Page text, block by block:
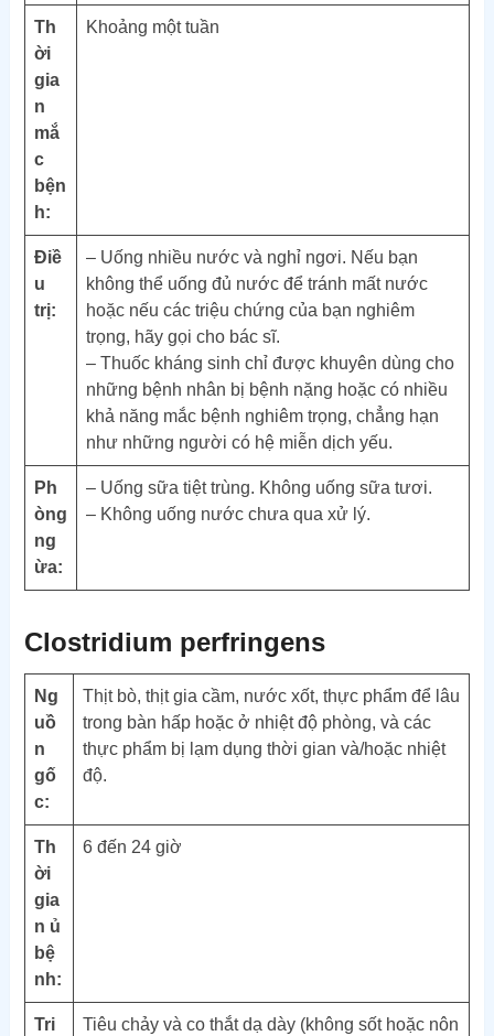
Th
ời
gia
n
mắ
c
bện
h:
Khoảng một tuần
Điề
u
trị:
– Uống nhiều nước và nghỉ ngơi. Nếu bạn
không thể uống đủ nước để tránh mất nước
hoặc nếu các triệu chứng của bạn nghiêm
trọng, hãy gọi cho bác sĩ.
– Thuốc kháng sinh chỉ được khuyên dùng cho
những bệnh nhân bị bệnh nặng hoặc có nhiều
khả năng mắc bệnh nghiêm trọng, chẳng hạn
như những người có hệ miễn dịch yếu.
Ph
òng
ng
ừa:
– Uống sữa tiệt trùng. Không uống sữa tươi.
– Không uống nước chưa qua xử lý.
Clostridium perfringens
Ng
uồ
n
gố
c:
Thịt bò, thịt gia cầm, nước xốt, thực phẩm để lâu
trong bàn hấp hoặc ở nhiệt độ phòng, và các
thực phẩm bị lạm dụng thời gian và/hoặc nhiệt
độ.
Th
ời
gia
n ủ
bệ
nh:
6 đến 24 giờ
Tri
Tiêu chảy và co thắt dạ dày (không sốt hoặc nôn